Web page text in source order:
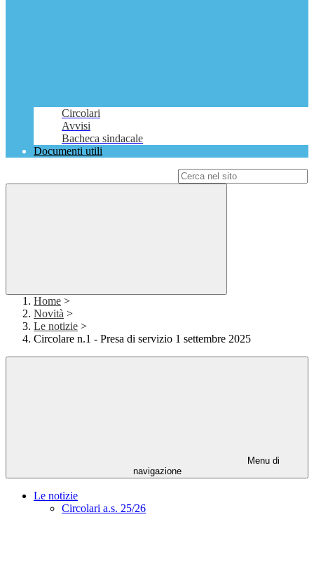
Circolari
Avvisi
Bacheca sindacale
Documenti utili
Home >
Novità >
Le notizie >
Circolare n.1 - Presa di servizio 1 settembre 2025
Menu di
navigazione
Le notizie
Circolari a.s. 25/26